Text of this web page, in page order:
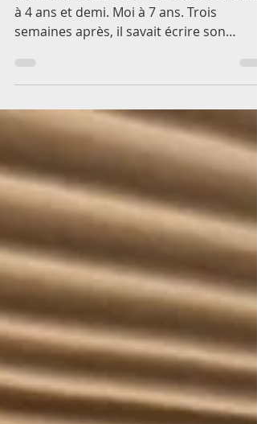
Mon fils a commencé son cursus scolaire
semaines après, il savait écrire son
prénom. Evidemment que...